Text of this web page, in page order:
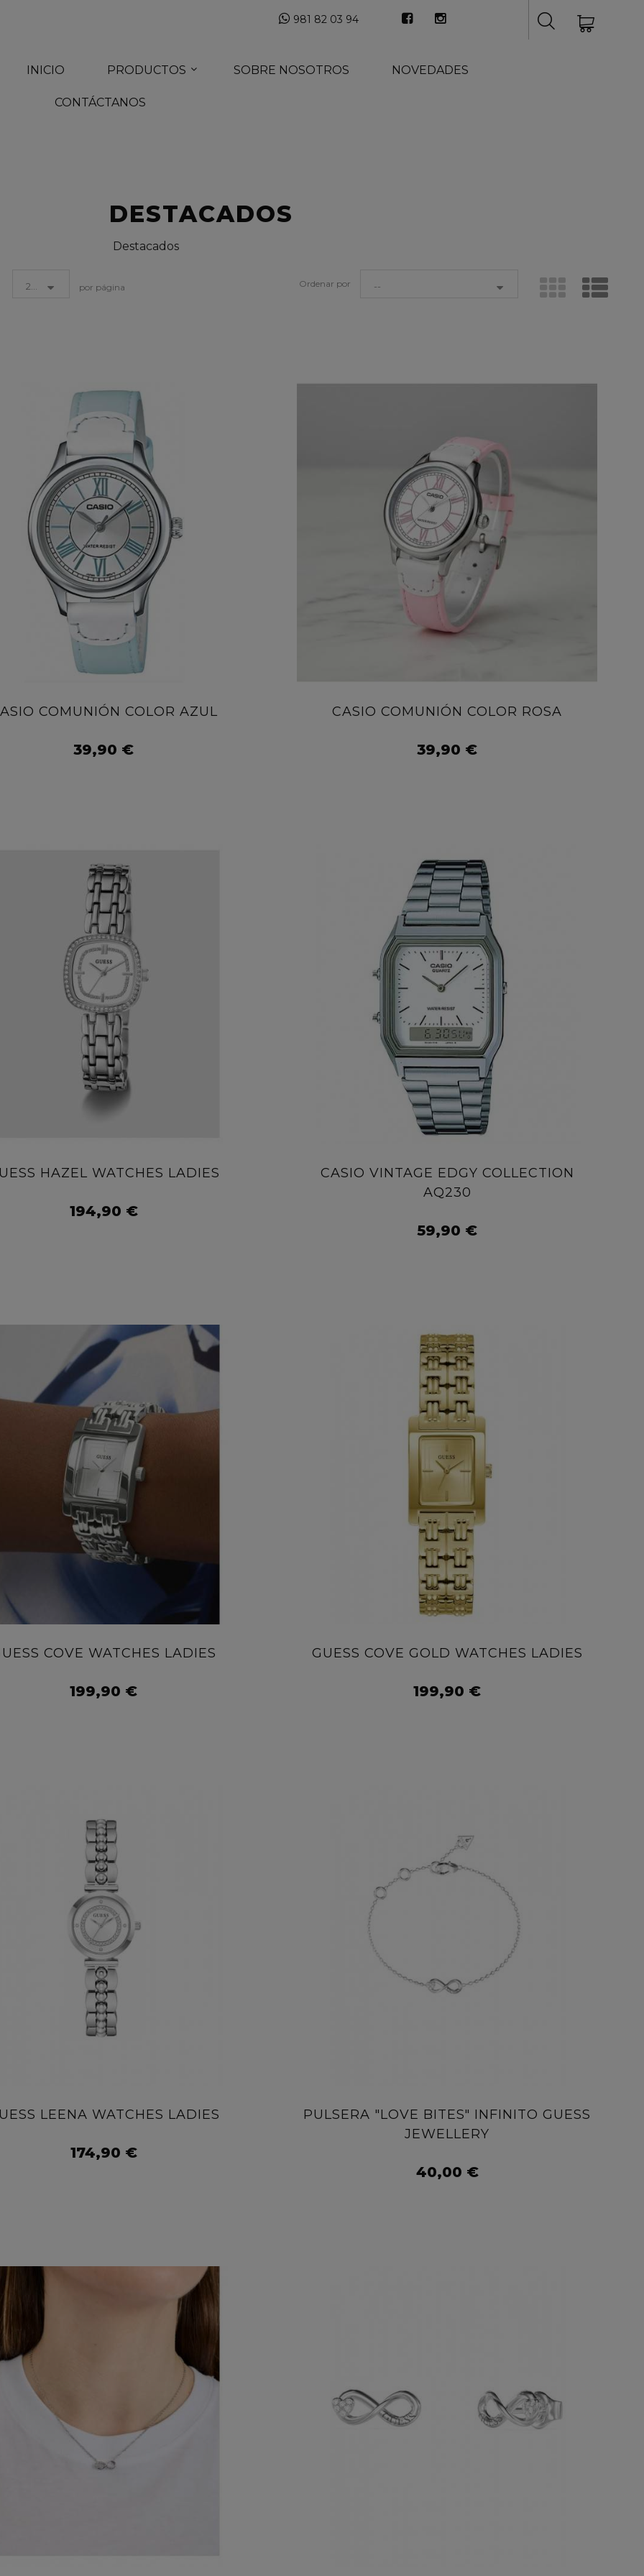
981 82 03 94
INICIO PRODUCTOS SOBRE NOSOTROS NOVEDADES
CONTÁCTANOS
DESTACADOS
Destacados
Ordenar por --
por página
COMUNIÓN COLOR AZUL
39,90 €
CASIO COMUNIÓN COLOR ROSA
39,90 €
HAZEL WATCHES LADIES
194,90 €
AÑADIR AL CARRITO
CASIO VINTAGE EDGY COLLECTION
AQ230
59,90 €
COVE WATCHES LADIES
199,90 €
GUESS COVE GOLD WATCHES LADIES
199,90 €
LEENA WATCHES LADIES
174,90 €
AÑADIR AL CARRITO
PULSERA "LOVE BITES" INFINITO GUESS
JEWELLERY
40,00 €